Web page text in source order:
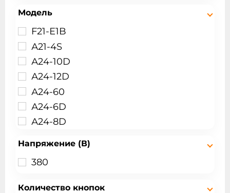
Холостые каретки
Модель
F21-Е1B
А21-4S
А24-10D
А24-12D
А24-60
А24-6D
А24-8D
А25-8D
Напряжение (В)
380
Количество кнопок